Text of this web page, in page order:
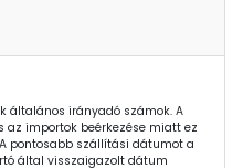
általános irányadó számok. A
importok beérkezése miatt ez
pontosabb szállítási dátumot a
által visszaigazolt dátum